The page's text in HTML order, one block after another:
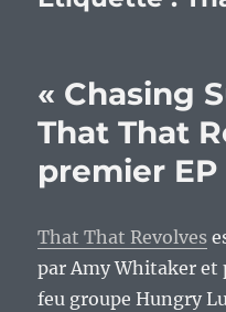
« Chasing
That That
premier
That That Revolves
par Amy Whitaker et
feu groupe Hungry